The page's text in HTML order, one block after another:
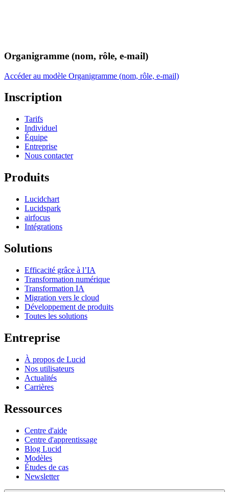
Organigramme (nom, rôle, e-mail)
Accéder au modèle Organigramme (nom, rôle, e-mail)
Inscription
Tarifs
Individuel
Équipe
Entreprise
Nous contacter
Produits
Lucidchart
Lucidspark
airfocus
Intégrations
Solutions
Efficacité grâce à l’IA
Transformation numérique
Transformation IA
Migration vers le cloud
Développement de produits
Toutes les solutions
Entreprise
À propos de Lucid
Nos utilisateurs
Actualités
Carrières
Ressources
Centre d'aide
Centre d'apprentissage
Blog Lucid
Modèles
Études de cas
Newsletter